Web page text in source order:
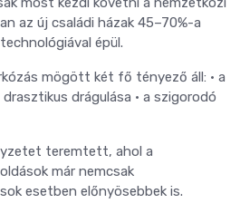
az új családi házak 45–70%-a
épül.
mögött két fő tényező áll: • a
drágulása • a szigorodó
teremtett, ahol a
már nemcsak
esetben előnyösebbek is.